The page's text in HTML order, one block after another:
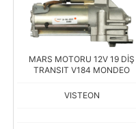
MARS MOTORU 12V 19 DİŞ
TRANSIT V184 MONDEO
VISTEON